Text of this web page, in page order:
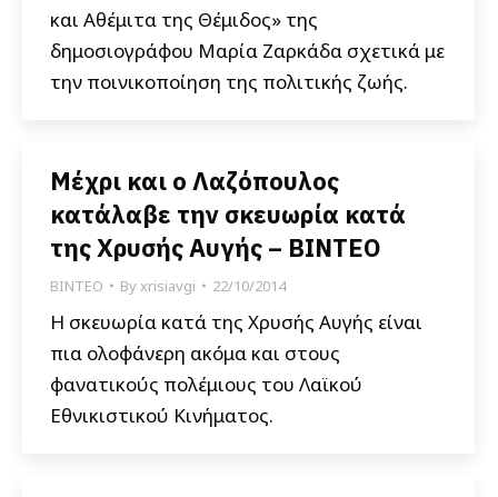
και Αθέμιτα της Θέμιδος» της
δημοσιογράφου Μαρία Ζαρκάδα σχετικά με
την ποινικοποίηση της πολιτικής ζωής.
Μέχρι και ο Λαζόπουλος
κατάλαβε την σκευωρία κατά
της Χρυσής Αυγής – ΒΙΝΤΕΟ
ΒΙΝΤΕΟ Byxrisiavgi 22/10/2014
Η σκευωρία κατά της Χρυσής Αυγής είναι
πια ολοφάνερη ακόμα και στους
φανατικούς πολέμιους του Λαϊκού
Εθνικιστικού Κινήματος.